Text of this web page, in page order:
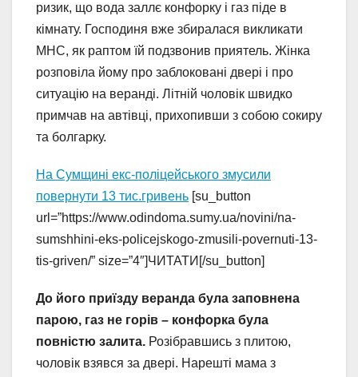
ризик, що вода заллє конфорку і газ піде в
кімнату. Господиня вже збиралася викликати
МНС, як раптом їй подзвонив приятель. Жінка
розповіла йому про заблоковані двері і про
ситуацію на веранді. Літній чоловік швидко
примчав на автівці, прихопивши з собою сокиру
та болгарку.
На Сумщині екс-поліцейського змусили
повернути 13 тис.гривень [su_button
url=”https://www.odindoma.sumy.ua/novini/na-
sumshhini-eks-policejskogo-zmusili-povernuti-13-
tis-griven/” size=”4″]ЧИТАТИ[/su_button]
До його приїзду веранда була заповнена
парою, газ не горів – конфорка була
повністю залита. Розібравшись з плитою,
чоловік взявся за двері. Нарешті мама з